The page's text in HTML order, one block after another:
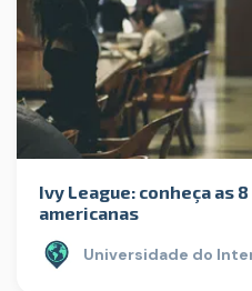
Ivy League: conheça as
americanas
Universidade do